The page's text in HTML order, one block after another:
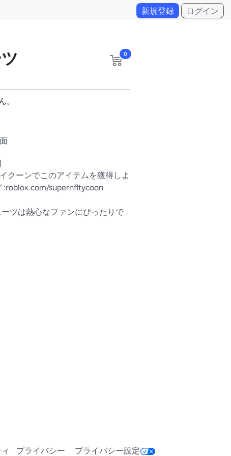
新規登録 ログイン
0
。
クーンでこのアイテムを獲得しよ
:roblox.com/supernfltycoon
ツは熱心なファンにぴったりで
ティなデザインで群衆の中で際
プライバシー プライバシー設定